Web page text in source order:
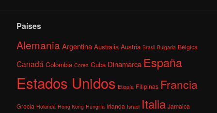
Países
AlemaniaArgentina Australia Austria Brasil Bulgaria Bélgica
Canadá Colombia Corea Cuba Dinamarca España
Estados Unidos Etiopía Filipinas Francia
Grecia Holanda Hong Kong Hungría Irlanda Israel Italia Jamaica